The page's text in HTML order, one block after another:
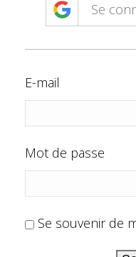
Se
E-mail
Mot de passe
Se souvenir de